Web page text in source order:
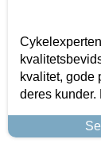
kvalitet, gode
deres kunder.